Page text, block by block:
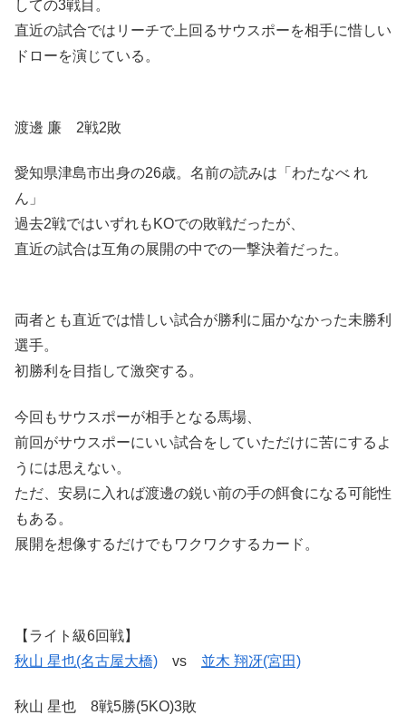
しての3戦目。
直近の試合ではリーチで上回るサウスポーを相手に惜しい
ドローを演じている。
渡邊 廉 2戦2敗
愛知県津島市出身の26歳。名前の読みは「わたなべ れ
ん」
過去2戦ではいずれもKOでの敗戦だったが、
直近の試合は互角の展開の中での一撃決着だった。
両者とも直近では惜しい試合が勝利に届かなかった未勝利
選手。
初勝利を目指して激突する。
今回もサウスポーが相手となる馬場、
前回がサウスポーにいい試合をしていただけに苦にするよ
うには思えない。
ただ、安易に入れば渡邊の鋭い前の手の餌食になる可能性
もある。
展開を想像するだけでもワクワクするカード。
【ライト級6回戦】
秋山 星也(名古屋大橋) vs 並木 翔冴(宮田)
秋山 星也 8戦5勝(5KO)3敗